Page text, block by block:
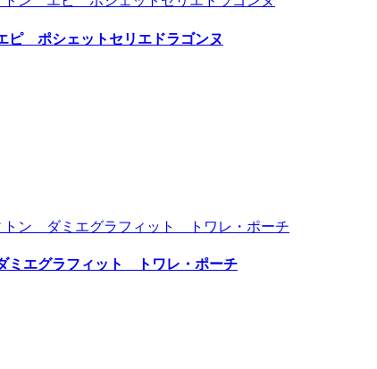
ポシェットセリエドラゴンヌ
エグラフィット トワレ・ポーチ